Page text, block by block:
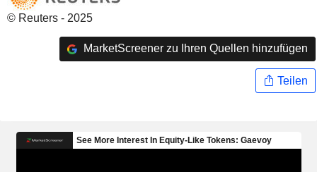
© Reuters - 2025
MarketScreener zu Ihren Quellen hinzufügen
Teilen